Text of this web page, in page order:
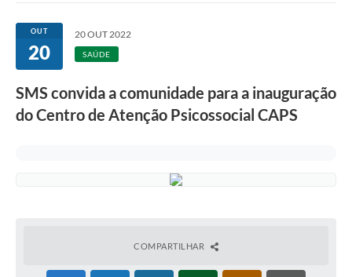
OUT
20
20 OUT 2022
SAÚDE
SMS convida a comunidade para a inauguração
do Centro de Atenção Psicossocial CAPS
COMPARTILHAR